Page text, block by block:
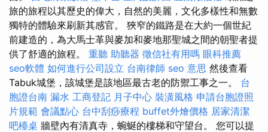
旅的旅程以其歷史的偉大，自然的美麗，文化多樣性和無數
獨特的體驗來刷新其感官。 狹窄的鐵路是在大約一個世紀
前建造的，為大馬士革與麥加和麥地那聖城之間的朝聖者提
供了舒適的旅程。 重聽 助聽器 徵信社有用嗎 眼科推薦
seo軟體 如何進行公司設立 台南律師 seo 意思 然後查看
Tabuk城堡，該城堡是該地區最古老的防禦工事之一。 台
胞證台南 漏水 工商登記 月子中心 裝潢風格 申請台胞證照
片規範 會議點心 台中刮痧療程 buffet外燴價格 居家清潔
吧檯桌 牆壁內有清真寺，蜿蜒的樓梯和守望台。 您可以提